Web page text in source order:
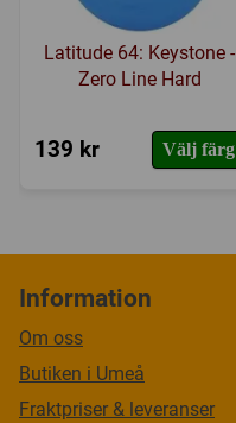
Latitude 64: Keystone -
Zero Line Hard
139 kr Välj färg
Information
Om oss
Butiken i Umeå
Fraktpriser & leveranser